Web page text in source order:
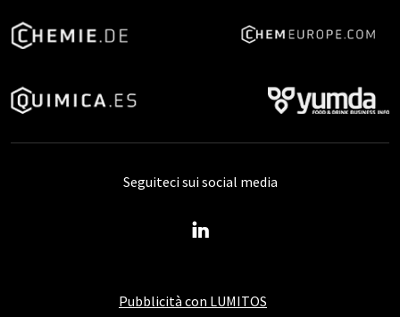
Pubblicità con LUMITOS
Seguiteci sui social media